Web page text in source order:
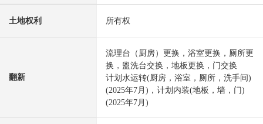
土地权利 所有权
翻新
流理台（厨房）更换，浴室更换，厕所更
换，盥洗台交换，地板更换，门交换
计划水运转(厨房，浴室，厕所，洗手间)
(2025年7月)，计划内装(地板，墙，门)
(2025年7月)